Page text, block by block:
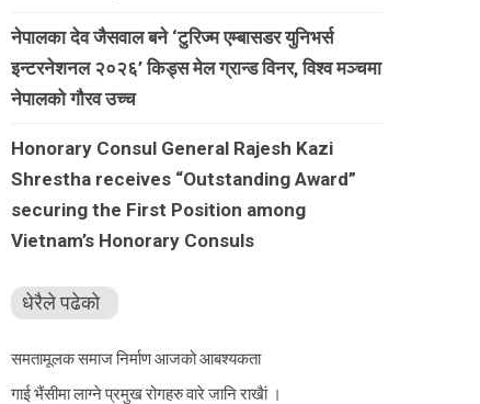
नेपालका देव जैसवाल बने ‘टुरिज्म एम्बासडर युनिभर्स
इन्टरनेशनल २०२६’ किड्स मेल ग्रान्ड विनर, विश्व मञ्चमा
नेपालको गौरव उच्च
Honorary Consul General Rajesh Kazi
Shrestha receives “Outstanding Award”
securing the First Position among
Vietnam’s Honorary Consuls
धेरैले पढेको
समतामूलक समाज निर्माण आजको आबश्यकता
गाई भैंसीमा लाग्ने प्रमुख रोगहरु वारे जानि राखैां ।